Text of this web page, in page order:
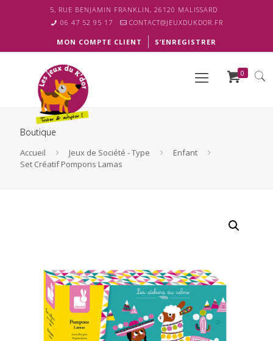
5, RUE BENJAMIN FRANKLIN, 26120 MALISSARD
06 47 52 95 17
CONTACT@JEUXDUKDOR.FR
MON COMPTE CLIENT S’ENREGISTRER
0
Boutique
Accueil Jeux de Société - Type
Enfant
Set Créatif Pompons Lamas